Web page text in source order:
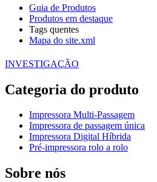
Guia de Produtos
Produtos em destaque
Tags quentes
Mapa do site.xml
INVESTIGAÇÃO
Categoria do produto
Impressora Multi-Passagem
Impressora de passagem única
Impressora Digital Híbrida
Pré-impressora rolo a rolo
Sobre nós